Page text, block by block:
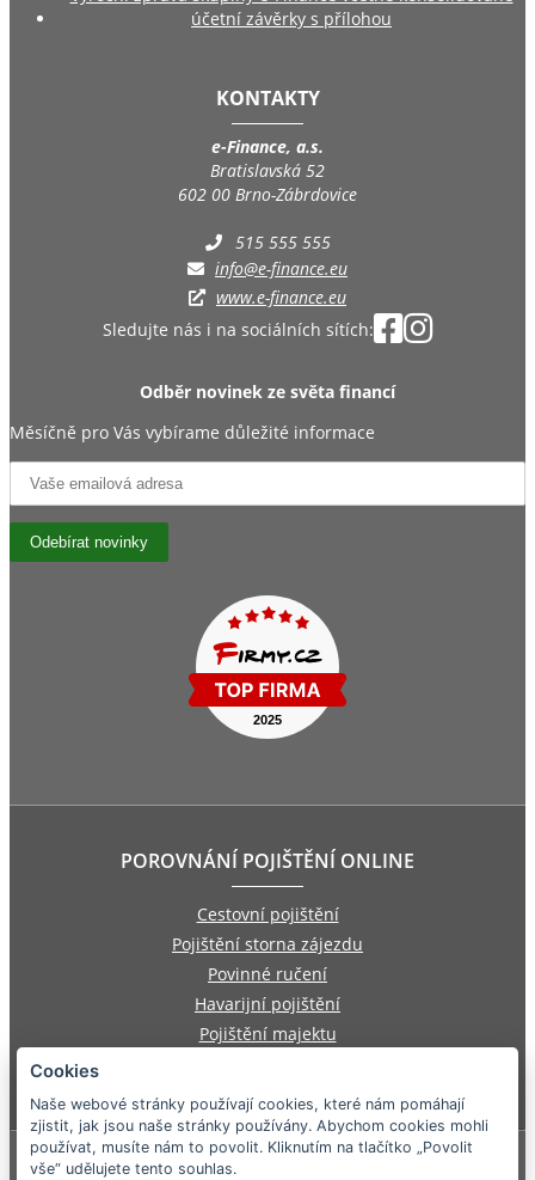
účetní závěrky s přílohou
KONTAKTY
e-Finance, a.s.
Bratislavská 52
602 00 Brno-Zábrdovice
515 555 555
info@e-finance.eu
www.e-finance.eu
Sledujte nás i na sociálních sítích:
Odběr novinek ze světa financí
Měsíčně pro Vás vybírame důležité informace
POROVNÁNÍ POJIŠTĚNÍ ONLINE
Cestovní pojištění
Pojištění storna zájezdu
Povinné ručení
Havarijní pojištění
Pojištění majektu
Pojištění asistenčních služeb
©2026e-Finance, a.s.
Cookies
Naše webové stránky používají cookies, které nám pomáhají
zjistit, jak jsou naše stránky používány. Abychom cookies mohli
používat, musíte nám to povolit. Kliknutím na tlačítko „Povolit
vše“ udělujete tento souhlas.